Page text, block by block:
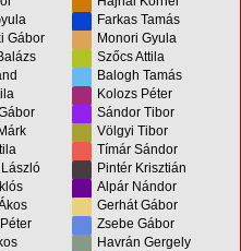
Farkas Tamás
Gábor
Monori Gyula
Szőcs Attila
Balogh Tamás
Kolozs Péter
Sándor Tibor
Völgyi Tibor
Tímár Sándor
Pintér Krisztián
Alpár Nándor
Gerhát Gábor
Zsebe Gábor
Havrán Gergely